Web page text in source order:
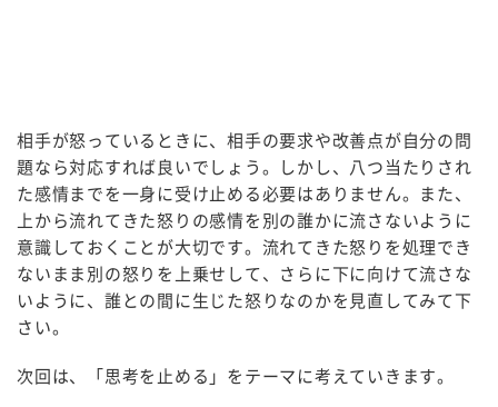
相手が怒っているときに、相手の要求や改善点が自分の問
題なら対応すれば良いでしょう。しかし、八つ当たりされ
た感情までを一身に受け止める必要はありません。また、
上から流れてきた怒りの感情を別の誰かに流さないように
意識しておくことが大切です。流れてきた怒りを処理でき
ないまま別の怒りを上乗せして、さらに下に向けて流さな
いように、誰との間に生じた怒りなのかを見直してみて下
さい。
次回は、「思考を止める」をテーマに考えていきます。